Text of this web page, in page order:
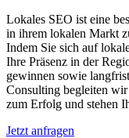
Lokales SEO ist eine
in ihrem lokalen Markt
Indem Sie sich auf
Ihre Präsenz in der
gewinnen sowie
Consulting begleiten
zum Erfolg und stehen
Jetzt anfragen